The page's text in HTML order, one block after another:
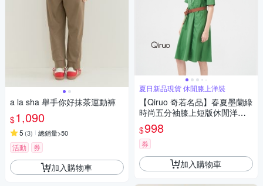
a la sha 舉手你好抹茶運動褲
$1,090
5 (3) 總銷量>50
活動 券
加入購物車
夏日新品現貨 休閒膝上洋裝
【Qiruo 奇若名品】春夏墨蘭綠
時尚五分袖膝上短版休閒洋裝
(純棉純綠色 圓領洋裝2128F)
$998
券
加入購物車